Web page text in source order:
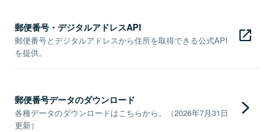
郵便番号・デジタルアドレスAPI
郵便番号とデジタルアドレスから住所を取得できる公式API
を提供。
郵便番号データのダウンロード
各種データのダウンロードはこちらから。（2026年7月31日
更新）